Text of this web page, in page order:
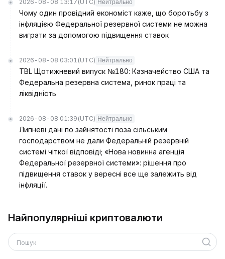
2026-08-08 13:17 (UTC) Нейтрально
Чому один провідний економіст каже, що боротьбу з
інфляцією Федеральної резервної системи не можна
виграти за допомогою підвищення ставок
2026-08-08 03:01 (UTC) Нейтрально
TBL Щотижневий випуск №180: Казначейство США та
Федеральна резервна система, ринок праці та
ліквідність
2026-08-08 01:39 (UTC) Нейтрально
Липневі дані по зайнятості поза сільським
господарством не дали Федеральній резервній
системі чіткої відповіді; «Нова новинна агенція
Федеральної резервної системи»: рішення про
підвищення ставок у вересні все ще залежить від
інфляції.
Найпопулярніші криптовалюти
Пошук